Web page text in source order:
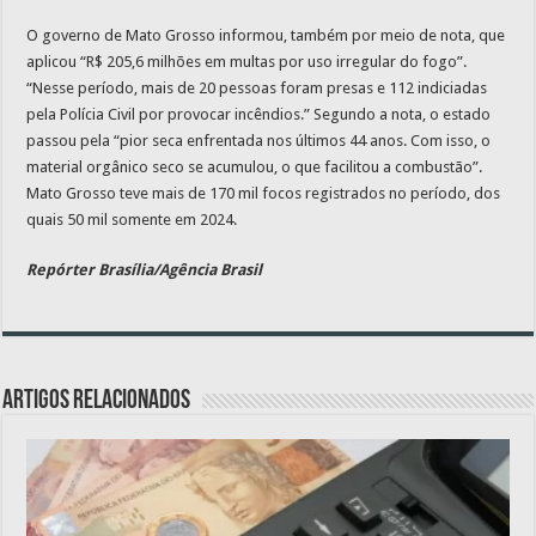
O governo de Mato Grosso informou, também por meio de nota, que
aplicou “R$ 205,6 milhões em multas por uso irregular do fogo”.
“Nesse período, mais de 20 pessoas foram presas e 112 indiciadas
pela Polícia Civil por provocar incêndios.” Segundo a nota, o estado
passou pela “pior seca enfrentada nos últimos 44 anos. Com isso, o
material orgânico seco se acumulou, o que facilitou a combustão”.
Mato Grosso teve mais de 170 mil focos registrados no período, dos
quais 50 mil somente em 2024.
Repórter Brasília/Agência Brasil
Artigos relacionados